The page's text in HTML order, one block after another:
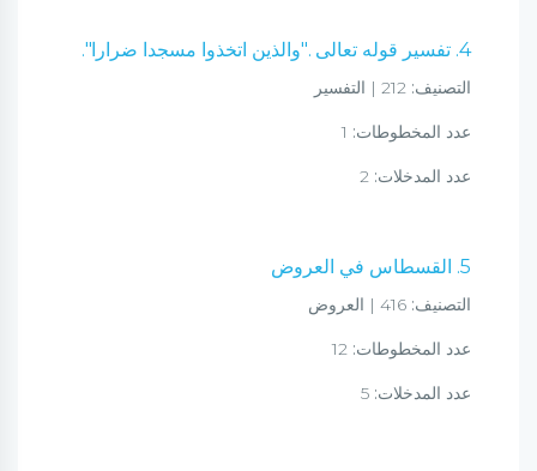
4. تفسير قوله تعالى ."والذين اتخذوا مسجدا ضرارا".
التصنيف:
عدد المخطوطات:
عدد المدخلات:
5. القسطاس في العروض
التصنيف:
عدد المخطوطات:
عدد المدخلات: